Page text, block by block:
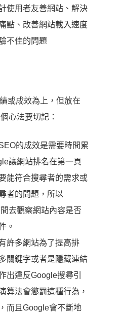
使用者友善網站、解決
點、改善網站載入速度
不佳的問題
或成效為上，但放在
心法要切記：
的成效是需要時間累
讓網站排名在第一頁
能符合搜尋者的需求或
者的問題，所以
去觀察網站內容是否
。
許多網站為了提高排
關鍵字或者是隱藏連結
出違反Google搜尋引
算法會懲罰這種行為，
而且Google會不斷地